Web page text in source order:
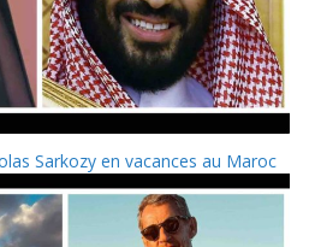
Sarkozy en vacances au Maroc